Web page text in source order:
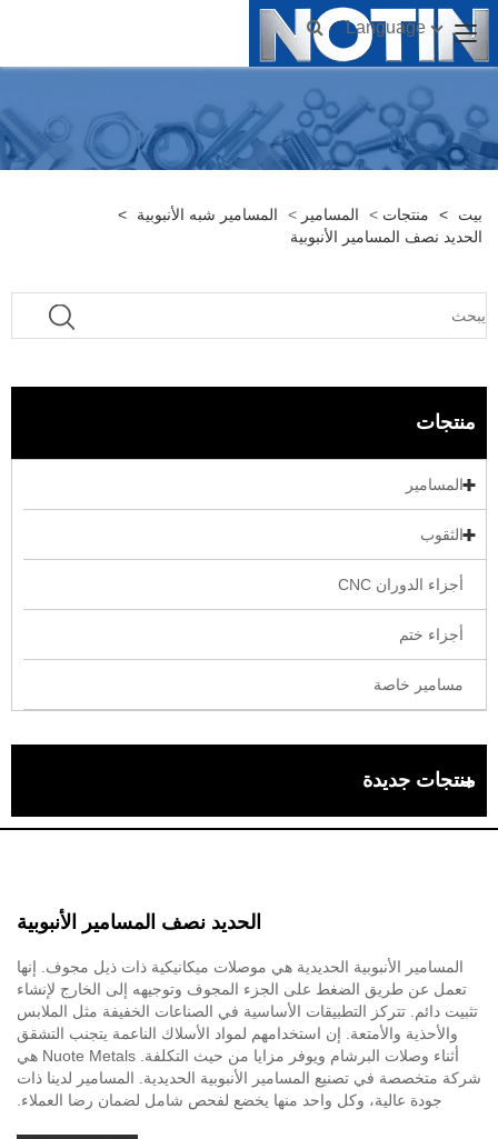
Language
بيت > منتجات > المسامير > المسامير شبه الأنبوبية
>
الحديد نصف المسامير الأنبوبية
منتجات
المسامير
الثقوب
أجزاء الدوران CNC
أجزاء ختم
مسامير خاصة
منتجات جديدة
الحديد نصف المسامير الأنبوبية
المسامير الأنبوبية الحديدية هي موصلات ميكانيكية ذات ذيل مجوف. إنها
تعمل عن طريق الضغط على الجزء المجوف وتوجيهه إلى الخارج لإنشاء
تثبيت دائم. تتركز التطبيقات الأساسية في الصناعات الخفيفة مثل الملابس
والأحذية والأمتعة. إن استخدامهم لمواد الأسلاك الناعمة يتجنب التشقق
أثناء وصلات البرشام ويوفر مزايا من حيث التكلفة. Nuote Metals هي
شركة متخصصة في تصنيع المسامير الأنبوبية الحديدية. المسامير لدينا ذات
جودة عالية، وكل واحد منها يخضع لفحص شامل لضمان رضا العملاء.